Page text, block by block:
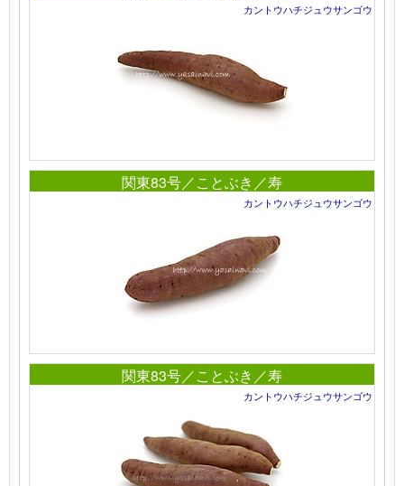
カントウハチジュウサンゴウ
関東83号／ことぶき／寿
カントウハチジュウサンゴウ
関東83号／ことぶき／寿
カントウハチジュウサンゴウ